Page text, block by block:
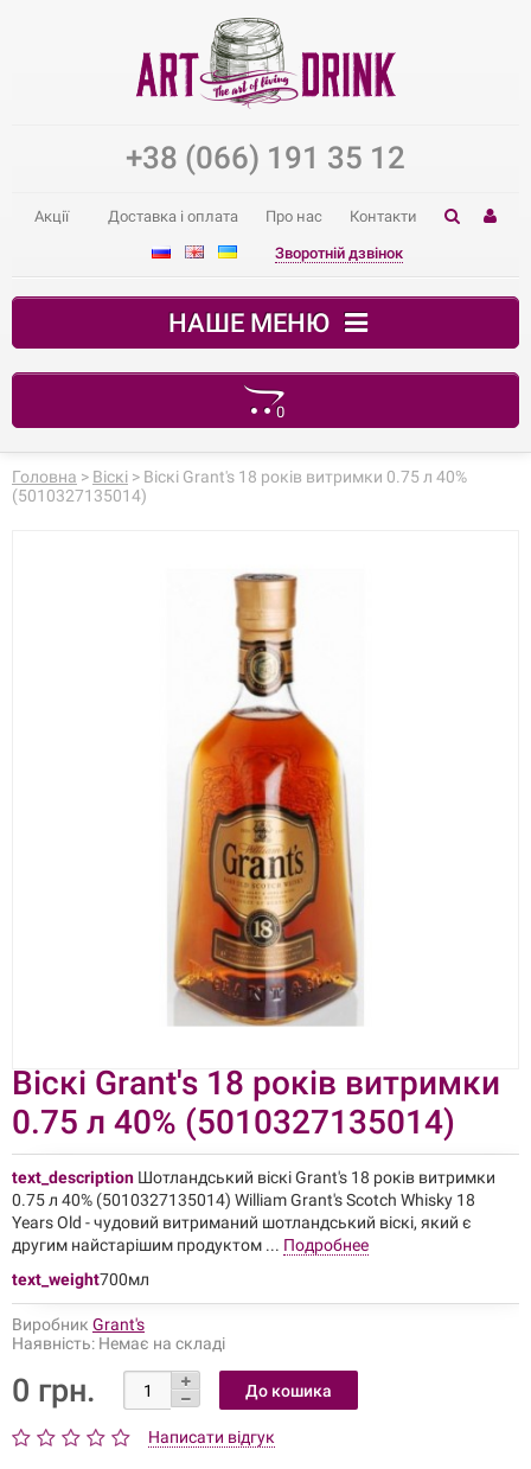
+38 (066) 191 35 12
Акції Доставка і оплата Про нас Контакти
Зворотній дзвінок
НАШЕ МЕНЮ
0
Ваш кошик порожній
Головна > Віскі > Віскі Grant's 18 років витримки 0.75 л 40%
(5010327135014)
Віскі Grant's 18 років витримки
0.75 л 40% (5010327135014)
text_description Шотландський віскі Grant's 18 років витримки
0.75 л 40% (5010327135014) William Grant's Scotch Whisky 18
Years Old - чудовий витриманий шотландський віскі, який є
другим найстарішим продуктом ... Подробнее
text_weight700мл
Виробник Grant's
Наявність: Немає на складі
0 грн.
Написати відгук